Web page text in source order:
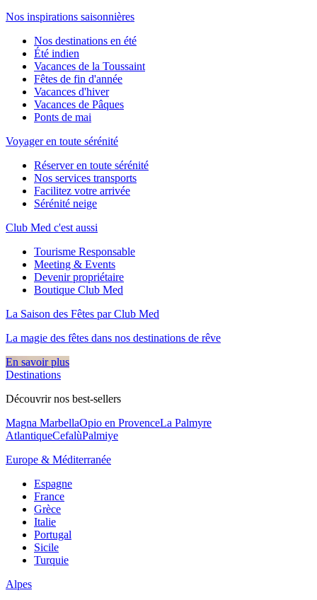
Nos inspirations saisonnières
Nos destinations en été
Été indien
Vacances de la Toussaint
Fêtes de fin d'année
Vacances d'hiver
Vacances de Pâques
Ponts de mai
Voyager en toute sérénité
Réserver en toute sérénité
Nos services transports
Facilitez votre arrivée
Sérénité neige
Club Med c'est aussi
Tourisme Responsable
Meeting & Events
Devenir propriétaire
Boutique Club Med
La Saison des Fêtes par Club Med
La magie des fêtes dans nos destinations de rêve​
En savoir plus
Destinations
Découvrir nos best-sellers
Magna MarbellaOpio en ProvenceLa Palmyre
AtlantiqueCefalùPalmiye
Europe & Méditerranée
Espagne
France
Grèce
Italie
Portugal
Sicile
Turquie
Alpes